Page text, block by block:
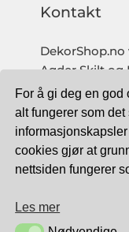
For å gi deg en
alt fungerer som
cookies gjør at
nettsiden fungerer
Les mer
Kontakt
DekorShop.no
Agder Skilt og
Org. nr: 997
Tlf: 959 32 123
09.00 - 16.00